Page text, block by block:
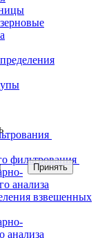
фильтрования
анализа
взвешенных
анализа
Принять